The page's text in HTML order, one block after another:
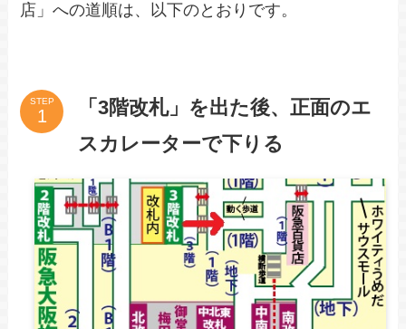
店」への道順は、以下のとおりです。
STEP
「3階改札」を出た後、正面のエ
スカレーターで下りる